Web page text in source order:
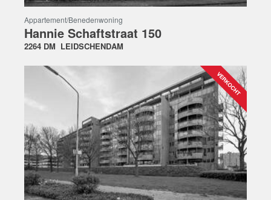
Appartement/benedenwoning
Hannie Schaftstraat 150
2264 DM LEIDSCHENDAM